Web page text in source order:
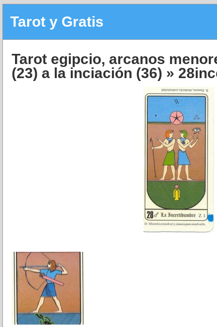
Tarot y Gratis
Tarot egipcio, arcanos
(23) a la inciación (36) »